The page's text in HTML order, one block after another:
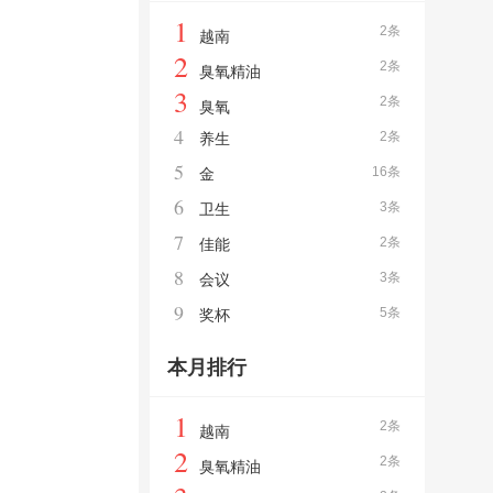
2条
1 越南
2条
2 臭氧精油
2条
3 臭氧
2条
4 养生
16条
5 金
3条
6 卫生
2条
7 佳能
3条
8 会议
5条
9 奖杯
本月排行
2条
1 越南
2条
2 臭氧精油